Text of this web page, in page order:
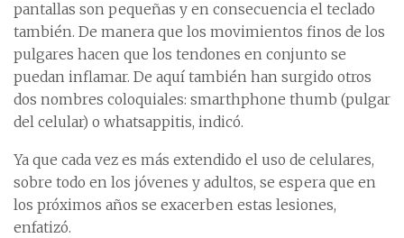
pantallas son pequeñas y en consecuencia el teclado
también. De manera que los movimientos finos de los
pulgares hacen que los tendones en conjunto se
puedan inflamar. De aquí también han surgido otros
dos nombres coloquiales: smarthphone thumb (pulgar
del celular) o whatsappitis, indicó.
Ya que cada vez es más extendido el uso de celulares,
sobre todo en los jóvenes y adultos, se espera que en
los próximos años se exacerben estas lesiones,
enfatizó.